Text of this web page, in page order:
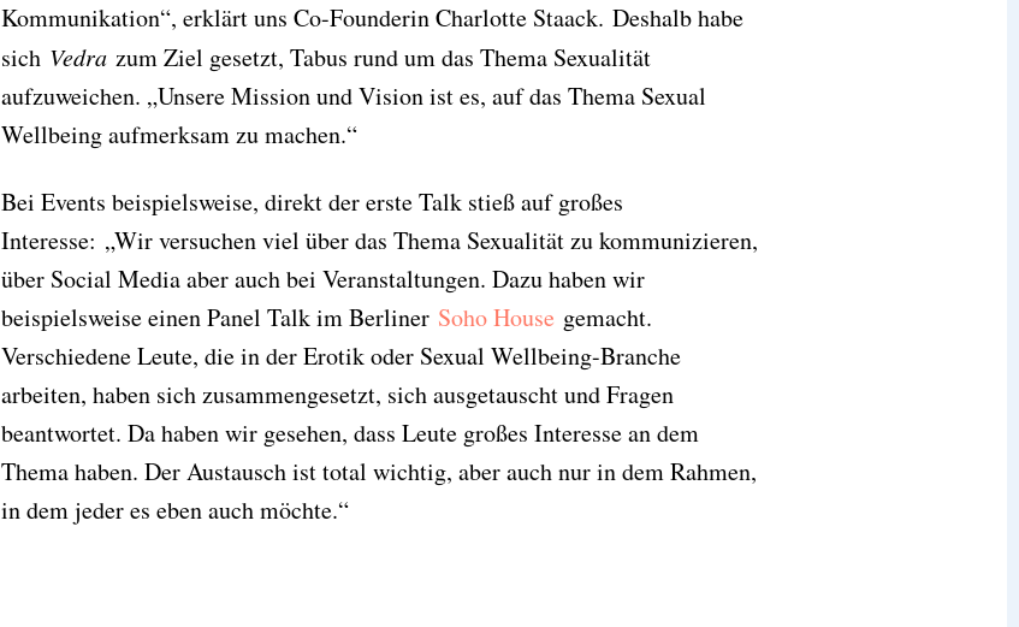
Kommunikation“, erklärt uns Co-Founderin Charlotte Staack. Deshalb habe
sich Vedra zum Ziel gesetzt, Tabus rund um das Thema Sexualität
aufzuweichen. „Unsere Mission und Vision ist es, auf das Thema Sexual
Wellbeing aufmerksam zu machen.“
Bei Events beispielsweise, direkt der erste Talk stieß auf großes
Interesse: „Wir versuchen viel über das Thema Sexualität zu kommunizieren,
über Social Media aber auch bei Veranstaltungen. Dazu haben wir
beispielsweise einen Panel Talk im Berliner Soho House gemacht.
Verschiedene Leute, die in der Erotik oder Sexual Wellbeing-Branche
arbeiten, haben sich zusammengesetzt, sich ausgetauscht und Fragen
beantwortet. Da haben wir gesehen, dass Leute großes Interesse an dem
Thema haben. Der Austausch ist total wichtig, aber auch nur in dem Rahmen,
in dem jeder es eben auch möchte.“